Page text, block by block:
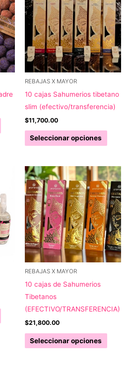
opciones
se
pueden
elegir
en
la
de
producto
Las
se
pueden
elegir
en
página
de
Este
producto
variantes.
opciones
se
pueden
elegir
en
producto
REBAJAS X MAYOR
10 cajas Sahumerios tibetano
slim (efectivo/transferencia)
$11,700.00
Seleccionar opciones
Este
Las
se
pueden
elegir
en
Este
producto
múltiples
REBAJAS X MAYOR
10 cajas de Sahumerios
Tibetanos
(EFECTIVO/TRANSFERENCIA)
$21,800.00
Seleccionar opciones
Este